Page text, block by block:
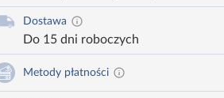
Dostawa
Do 15 dni roboczych
Metody płatności